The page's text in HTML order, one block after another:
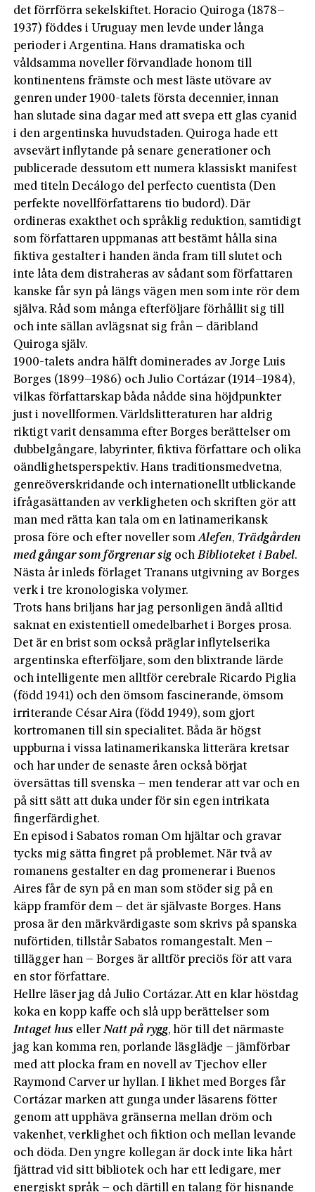
det förrförra sekelskiftet. Horacio Quiroga (1878–
1937) föddes i Uruguay men levde under långa
perioder i Argentina. Hans dramatiska och
våldsamma noveller förvandlade honom till
kontinentens främste och mest läste utövare av
genren under 1900-talets första decennier, innan
han slutade sina dagar med att svepa ett glas cyanid
i den argentinska huvudstaden. Quiroga hade ett
avsevärt inflytande på senare generationer och
publicerade dessutom ett numera klassiskt manifest
med titeln Decálogo del perfecto cuentista (Den
perfekte novellförfattarens tio budord). Där
ordineras exakthet och språklig reduktion, samtidigt
som författaren uppmanas att bestämt hålla sina
fiktiva gestalter i handen ända fram till slutet och
inte låta dem distraheras av sådant som författaren
kanske får syn på längs vägen men som inte rör dem
själva. Råd som många efterföljare förhållit sig till
och inte sällan avlägsnat sig från – däribland
Quiroga själv.
1900-talets andra hälft dominerades av Jorge Luis
Borges (1899–1986) och Julio Cortázar (1914–1984),
vilkas författarskap båda nådde sina höjdpunkter
just i novellformen. Världslitteraturen har aldrig
riktigt varit densamma efter Borges berättelser om
dubbelgångare, labyrinter, fiktiva författare och olika
oändlighetsperspektiv. Hans traditionsmedvetna,
genreöverskridande och internationellt utblickande
ifrågasättanden av verkligheten och skriften gör att
man med rätta kan tala om en latinamerikansk
prosa före och efter noveller somAlefen, Trädgården
med gångar som förgrenar sig ochBiblioteket i Babel.
Nästa år inleds förlaget Tranans utgivning av Borges
verk i tre kronologiska volymer.
Trots hans briljans har jag personligen ändå alltid
saknat en existentiell omedelbarhet i Borges prosa.
Det är en brist som också präglar inflytelserika
argentinska efterföljare, som den blixtrande lärde
och intelligente men alltför cerebrale Ricardo Piglia
(född 1941) och den ömsom fascinerande, ömsom
irriterande César Aira (född 1949), som gjort
kortromanen till sin specialitet. Båda är högst
uppburna i vissa latinamerikanska litterära kretsar
och har under de senaste åren också börjat
översättas till svenska – men tenderar att var och en
på sitt sätt att duka under för sin egen intrikata
fingerfärdighet.
En episod i Sabatos roman Om hjältar och gravar
tycks mig sätta fingret på problemet. När två av
romanens gestalter en dag promenerar i Buenos
Aires får de syn på en man som stöder sig på en
käpp framför dem – det är självaste Borges. Hans
prosa är den märkvärdigaste som skrivs på spanska
nuförtiden, tillstår Sabatos romangestalt. Men –
tillägger han – Borges är alltför preciös för att vara
en stor författare.
Hellre läser jag då Julio Cortázar. Att en klar höstdag
koka en kopp kaffe och slå upp berättelser som
Intaget hus ellerNatt på rygg, hör till det närmaste
jag kan komma ren, porlande läsglädje – jämförbar
med att plocka fram en novell av Tjechov eller
Raymond Carver ur hyllan. I likhet med Borges får
Cortázar marken att gunga under läsarens fötter
genom att upphäva gränserna mellan dröm och
vakenhet, verklighet och fiktion och mellan levande
och döda. Den yngre kollegan är dock inte lika hårt
fjättrad vid sitt bibliotek och har ett ledigare, mer
energiskt språk – och därtill en talang för hisnande